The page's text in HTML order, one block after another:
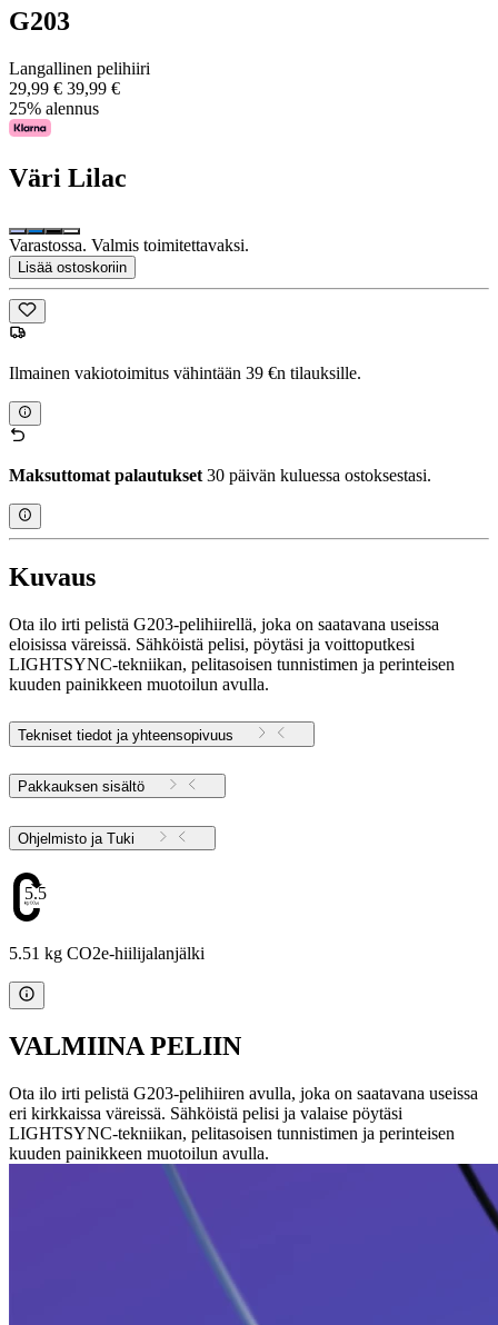
G203
Langallinen pelihiiri
29,99 € 39,99 €
25% alennus
Väri Lilac
Varastossa. Valmis toimitettavaksi.
Lisää ostoskoriin
Ilmainen vakiotoimitus vähintään 39 €n tilauksille.
Maksuttomat palautukset30 päivän kuluessa ostoksestasi.
Kuvaus
Ota ilo irti pelistä G203-pelihiirellä, joka on saatavana useissa
eloisissa väreissä. Sähköistä pelisi, pöytäsi ja voittoputkesi
LIGHTSYNC-tekniikan, pelitasoisen tunnistimen ja perinteisen
kuuden painikkeen muotoilun avulla.
Tekniset tiedot ja yhteensopivuus
Pakkauksen sisältö
Ohjelmisto ja Tuki
5.51
5.51 kg CO2e-hiilijalanjälki
VALMIINA PELIIN
Ota ilo irti pelistä G203-pelihiiren avulla, joka on saatavana useissa
eri kirkkaissa väreissä. Sähköistä pelisi ja valaise pöytäsi
LIGHTSYNC-tekniikan, pelitasoisen tunnistimen ja perinteisen
kuuden painikkeen muotoilun avulla.